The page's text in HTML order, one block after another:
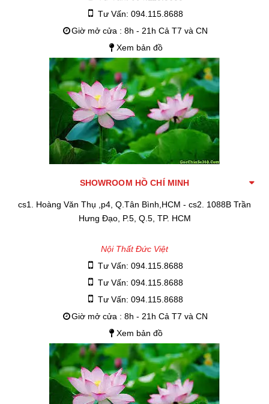
Tư Vấn: 094.115.8688
Giờ mở cửa : 8h - 21h Cả T7 và CN
Xem bản đồ
SHOWROOM HỒ CHÍ MINH
cs1. Hoàng Văn Thụ ,p4, Q.Tân Bình,HCM - cs2. 1088B Trần
Hưng Đạo, P.5, Q.5, TP. HCM
Nội Thất Đức Việt
Tư Vấn: 094.115.8688
Tư Vấn: 094.115.8688
Tư Vấn: 094.115.8688
Giờ mở cửa : 8h - 21h Cả T7 và CN
Xem bản đồ